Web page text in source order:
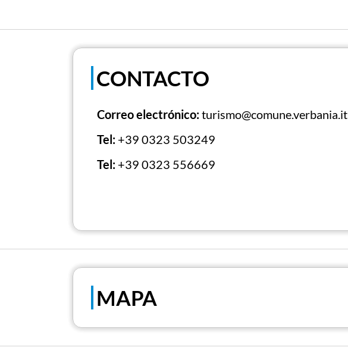
CONTACTO
Correo electrónico:turismo@comune.verbania.it
Tel: +39 0323 503249
Tel: +39 0323 556669
MAPA